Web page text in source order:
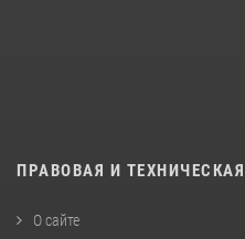
ПРАВОВАЯ И
О сайте